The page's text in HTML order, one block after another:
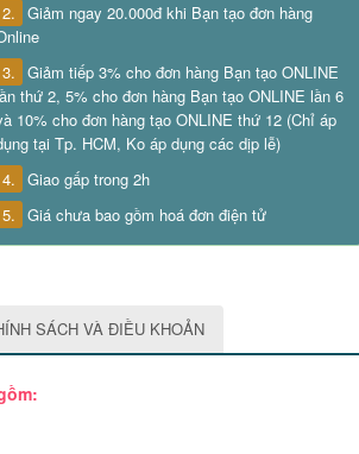
2. Giảm ngay 20.000đ khi Bạn tạo đơn hàng
3. Giảm tiếp 3% cho đơn hàng Bạn tạo ONLINE
thứ 2, 5% cho đơn hàng Bạn tạo ONLINE lần 6
10% cho đơn hàng tạo ONLINE thứ 12 (Chỉ áp
tại Tp. HCM, Ko áp dụng các dịp lễ)
4. Giao gấp trong 2h
5. Giá chưa bao gồm hoá đơn điện tử
SÁCH VÀ ĐIỀU KHOẢN